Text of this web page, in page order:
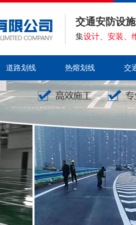
交通安防设
集设计、安装、
道路划线 热熔划线 交